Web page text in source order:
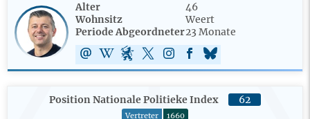
Alter
46
Wohnsitz
Weert
Periode Abgeordneter23 Monate
Position Nationale Politieke Index 62
Vertreter 1660